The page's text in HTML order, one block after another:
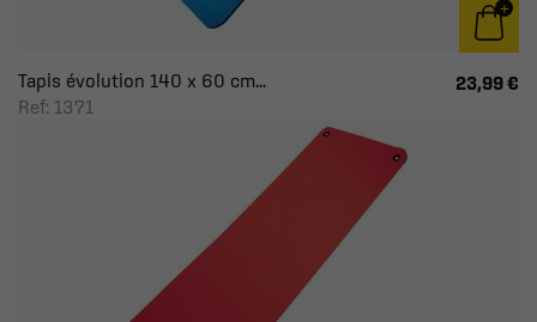
Tapis évolution 140 x 60 cm...
Ref: 1371
23,99 €